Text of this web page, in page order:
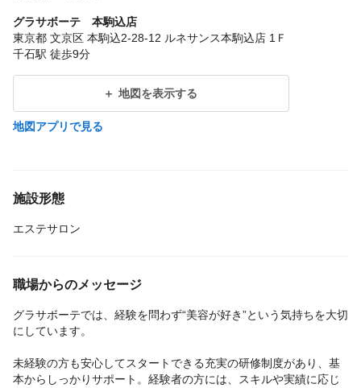
グラサボーテ 本駒込店
東京都 文京区 本駒込2-28-12 ルネサンス本駒込店 1Ｆ
千石駅 徒歩9分
地図を表示する
地図アプリで見る
施設形態
エステサロン
職場からのメッセージ
グラサボーテでは、経験を問わず“美容が好き”という気持ちを大切
にしています。
未経験の方も安心してスタートできる充実の研修制度があり、基
本からしっかりサポート。経験者の方には、スキルや実績に応じ